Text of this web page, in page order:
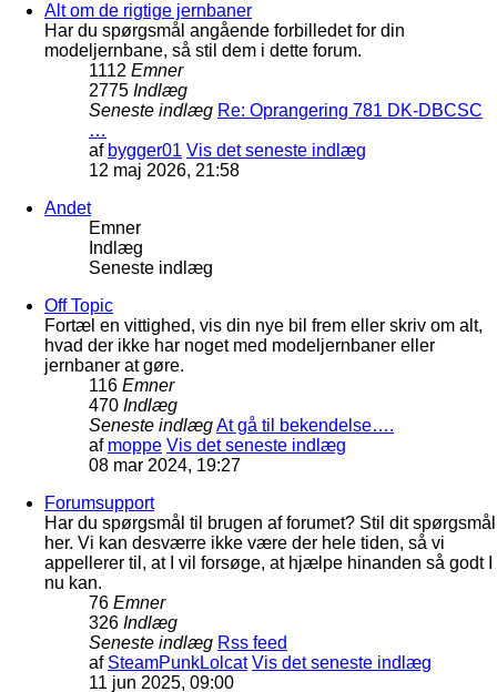
Alt om de rigtige jernbaner
Har du spørgsmål angående forbilledet for din
modeljernbane, så stil dem i dette forum.
1112 Emner
2775 Indlæg
Seneste indlæg Re: Oprangering 781 DK-DBCSC
…
af bygger01 Vis det seneste indlæg
12 maj 2026, 21:58
Andet
Emner
Indlæg
Seneste indlæg
Off Topic
Fortæl en vittighed, vis din nye bil frem eller skriv om alt,
hvad der ikke har noget med modeljernbaner eller
jernbaner at gøre.
116 Emner
470 Indlæg
Seneste indlægAt gå til bekendelse….
af moppe Vis det seneste indlæg
08 mar 2024, 19:27
Forumsupport
Har du spørgsmål til brugen af forumet? Stil dit spørgsmål
her. Vi kan desværre ikke være der hele tiden, så vi
appellerer til, at I vil forsøge, at hjælpe hinanden så godt I
nu kan.
76 Emner
326 Indlæg
Seneste indlæg Rss feed
af SteamPunkLolcat Vis det seneste indlæg
11 jun 2025, 09:00